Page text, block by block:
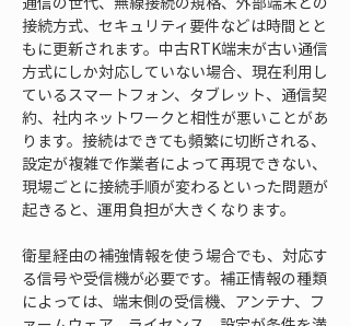
接続方式、セキュリティ要件などは時間とと
もに更新されます。中古RTK端末が古い通信
方式にしか対応していない場合、現在利用し
ているスマートフォン、タブレット、通信契
約、社内ネットワークと相性が悪いことがあ
ります。接続はできても頻繁に切断される、
設定が複雑で作業者によって再現できない、
現場ごとに接続手順が変わるといった問題が
起きると、運用負担が大きくなります。
衛星経由の補強情報を使う場合でも、対応す
る信号や受信機が必要です。補正情報の種類
によっては、端末側の受信機、アンテナ、フ